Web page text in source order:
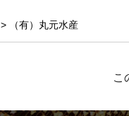
> （有）丸元水産
こ